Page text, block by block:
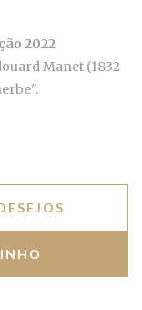
2022
Manet (1832-